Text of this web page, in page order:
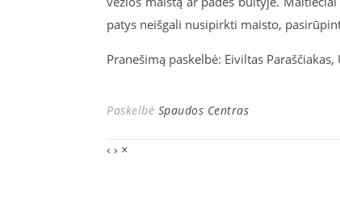
patys neišgali nusipirkti maisto,
Pranešimą paskelbė: Eiviltas Paraščiakas,
Paskelbė Spaudos Centras
‹ › ×